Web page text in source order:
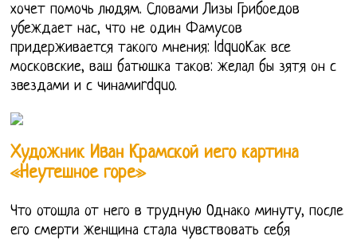
хочет помочь людям. Словами Лизы Грибоедов
убеждает нас, что не один Фамусов
придерживается такого мнения: ldquoКак все
московские, ваш батюшка таков: желал бы зятя он с
звездами и с чинамиrdquo.
Художник Иван Крамской иего картина
«Неутешное горе»
Что отошла от него в трудную Однако минуту, после
его смерти женщина стала чувствовать себя